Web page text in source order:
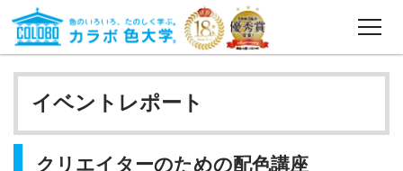
カラボ色大学®とは
講座一覧
イベントレポート
クリエイターのための配色講座